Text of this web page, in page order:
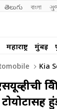
తెలుగు বাংলা
महाराष्ट्र मुंबई
Kia